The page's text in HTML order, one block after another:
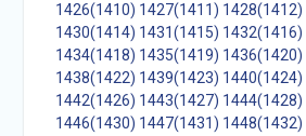
1426(1410) 1427(1411) 1428(1412)
1430(1414) 1431(1415) 1432(1416)
1434(1418) 1435(1419) 1436(1420)
1438(1422) 1439(1423) 1440(1424)
1442(1426) 1443(1427) 1444(1428)
1446(1430) 1447(1431) 1448(1432)